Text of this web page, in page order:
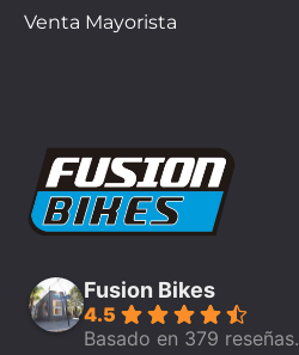
Venta Mayorista
Fusion Bikes
4.5
Basado en 379 reseñas.